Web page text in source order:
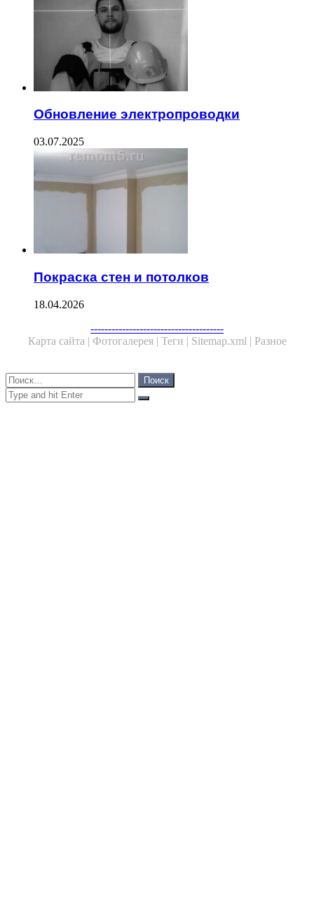
Обновление электропроводки
03.07.2025
Покраска стен и потолков
18.04.2026
--------------------------------------
Карта сайта | Фотогалерея | Теги | Sitemap.xml | Разное
Close
Найти:
Close
Search